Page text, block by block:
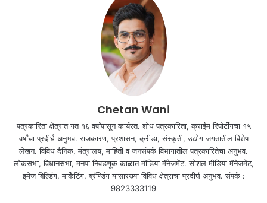
Chetan Wani
पत्रकारिता क्षेत्रात गत १६ वर्षांपासून कार्यरत. शोध पत्रकारिता, क्राईम रिपोर्टींगचा १५
वर्षांचा प्रदीर्घ अनुभव. राजकारण, प्रशासन, क्रीडा, संस्कृती, उद्योग जगतातील विशेष
लेखन. विविध दैनिक, मंत्रालय, माहिती व जनसंपर्क विभागातील पत्रकारितेचा अनुभव.
लोकसभा, विधानसभा, मनपा निवडणूक काळात मीडिया मॅनेजमेंट. सोशल मीडिया मॅनेजमेंट,
इमेज बिल्डिंग, मार्केटिंग, ब्रॅण्डिंग यासारख्या विविध क्षेत्राचा प्रदीर्घ अनुभव. संपर्क :
9823333119